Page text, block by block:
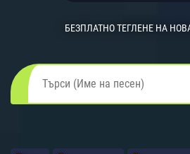
БЕЗПЛАТНО ТЕГЛЕНЕ НА